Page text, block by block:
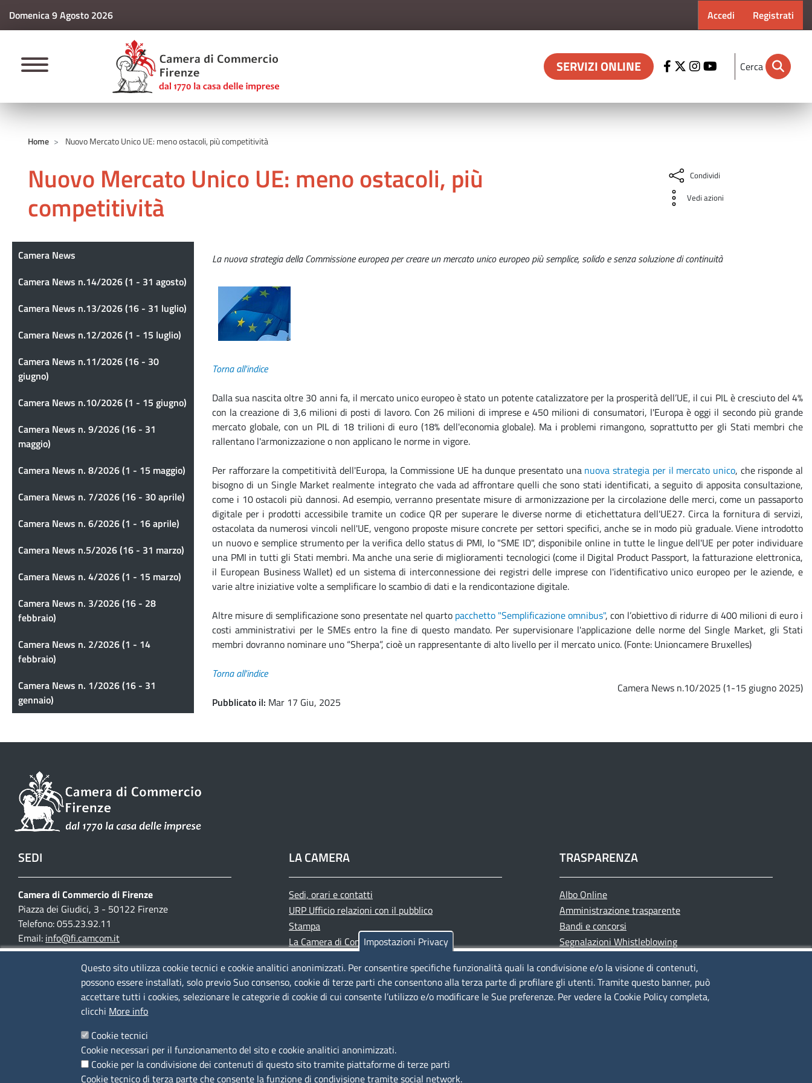
Domenica 9 Agosto 2026 Menu profilo
Accedi Registrati
CAMERE DI COMMERCIO D'ITALIA
SERVIZI ONLINE Cerca
Home Nuovo Mercato Unico UE: meno ostacoli, più competitività
Nuovo Mercato Unico UE: meno ostacoli, più
competitività
Condividi
Vedi azioni
La nuova strategia della Commissione europea per creare un mercato unico europeo più semplice, solido e senza soluzione di continuità
Torna all'indice
Dalla sua nascita oltre 30 anni fa, il mercato unico europeo è stato un potente catalizzatore per la prosperità dell’UE, il cui PIL è cresciuto del 4%
con la creazione di 3,6 milioni di posti di lavoro. Con 26 milioni di imprese e 450 milioni di consumatori, l'Europa è oggi il secondo più grande
mercato globale, con un PIL di 18 trilioni di euro (18% dell'economia globale). Ma i problemi rimangono, soprattutto per gli Stati membri che
rallentano l'armonizzazione o non applicano le norme in vigore.
Per rafforzare la competitività dell'Europa, la Commissione UE ha dunque presentato una nuova strategia per il mercato unico, che risponde al
bisogno di un Single Market realmente integrato che vada ad affrontare quelli che sono stati identificati, a seguito di apposita consultazione,
come i 10 ostacoli più dannosi. Ad esempio, verranno presentate misure di armonizzazione per la circolazione delle merci, come un passaporto
digitale per i prodotti accessibile tramite un codice QR per superare le diverse norme di etichettatura dell'UE27. Circa la fornitura di servizi,
ostacolata da numerosi vincoli nell'UE, vengono proposte misure concrete per settori specifici, anche se in modo più graduale. Viene introdotto
un nuovo e semplice strumento per la verifica dello status di PMI, lo "SME ID", disponibile online in tutte le lingue dell'UE per poter individuare
una PMI in tutti gli Stati membri. Ma anche una serie di miglioramenti tecnologici (come il Digital Product Passport, la fatturazione elettronica,
il European Business Wallet) ed un sistema di interconnessione dei registri delle imprese con l'identificativo unico europeo per le aziende, e
varie altre iniziative volte a semplificare lo scambio di dati e la rendicontazione digitale.
Altre misure di semplificazione sono presentate nel quarto pacchetto "Semplificazione omnibus", con l’obiettivo di ridurre di 400 milioni di euro i
costi amministrativi per le SMEs entro la fine di questo mandato. Per supervisionare l'applicazione delle norme del Single Market, gli Stati
membri dovranno nominare uno “Sherpa”, cioè un rappresentante di alto livello per il mercato unico. (Fonte: Unioncamere Bruxelles)
Torna all'indice
Camera News n.10/2025 (1-15 giugno 2025)
Pubblicato il Mar 17 Giu, 2025
Camera News
Camera News
Camera News n.14/2026 (1 - 31 agosto)
Camera News n.13/2026 (16 - 31 luglio)
Camera News n.12/2026 (1 - 15 luglio)
Camera News n.11/2026 (16 - 30
giugno)
Camera News n.10/2026 (1 - 15 giugno)
Camera News n. 9/2026 (16 - 31
maggio)
Camera News n. 8/2026 (1 - 15 maggio)
Camera News n. 7/2026 (16 - 30 aprile)
Camera News n. 6/2026 (1 - 16 aprile)
Camera News n.5/2026 (16 - 31 marzo)
Camera News n. 4/2026 (1 - 15 marzo)
Camera News n. 3/2026 (16 - 28
febbraio)
Camera News n. 2/2026 (1 - 14
febbraio)
Camera News n. 1/2026 (16 - 31
gennaio)
SEDI
Camera di Commercio di Firenze
Piazza dei Giudici, 3 - 50122 Firenze
Telefono: 055.23.92.11
Email: info@fi.camcom.it
Posta elettronica certificata:
cciaa.firenze@fi.legalmail.camcom.it
Partita IVA 03097420487
Codice fiscale 80002690487
Accesso riservato
LA CAMERA
Sedi, orari e contatti
URP Ufficio relazioni con il pubblico
Stampa
La Camera di Commercio oggi
Siti tematici
TRASPARENZA
Albo Online
Amministrazione trasparente
Bandi e concorsi
Segnalazioni Whistleblowing
IBAN e pagamenti informatici
Informative privacy e cookie
Verifiche PA
Impostazioni Privacy
Questo sito utilizza cookie tecnici e cookie analitici anonimizzati. Per consentire specifiche funzionalità quali la condivisione e/o la visione di contenuti,
possono essere installati, solo previo Suo consenso, cookie di terze parti che consentono alla terza parte di profilare gli utenti. Tramite questo banner, può
accettare tutti i cookies, selezionare le categorie di cookie di cui consente l’utilizzo e/o modificare le Sue preferenze. Per vedere la Cookie Policy completa,
clicchi More info
Cookie tecnici
Cookie necessari per il funzionamento del sito e cookie analitici anonimizzati.
Cookie per la condivisione dei contenuti di questo sito tramite piattaforme di terze parti
Cookie tecnico di terza parte che consente la funzione di condivisione tramite social network.